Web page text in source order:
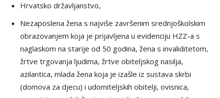
Hrvatsko državljanstvo,
Nezaposlena žena s najviše završenim srednjoškolskim
obrazovanjem koja je prijavljena u evidenciju HZZ-a s
naglaskom na starije od 50 godina, žena s invaliditetom,
žrtve trgovanja ljudima, žrtve obiteljskog nasilja,
azilantica, mlada žena koja je izašle iz sustava skrbi
(domova za djecu) i udomiteljskih obitelji, ovisnica,